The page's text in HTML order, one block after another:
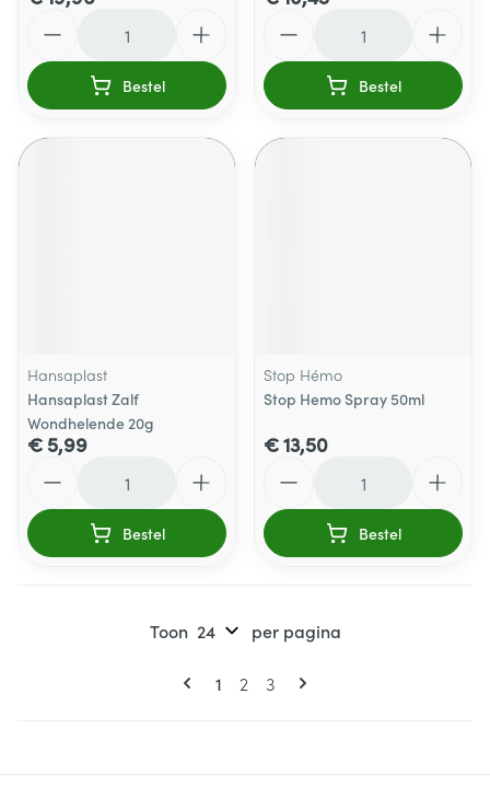
Bestel Bestel
Hansaplast
Hansaplast Zalf
Wondhelende 20g
€ 5,99
Bestel
Stop Hémo
Stop Hemo Spray 50ml
€ 13,50
Bestel
Pagina's
U lees momenteel pagina
1 Pagina
2 Pagina
3
Toon per pagina